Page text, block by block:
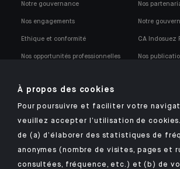
Notre gouvernance
Nos engagements
Ethique et conformité
Nos opportunités professionnelles
Nos
Notre
CA Indosuez
Nos
Retrouvez notre application mobile Indosuez
À propos des cookies
Pour poursuivre et faciliter votre
veuillez accepter l’utilisation de
de (a) d’élaborer des statistiques de
anonymes (nombre de visites, pages et
consultées, fréquence, etc.) et (b) de